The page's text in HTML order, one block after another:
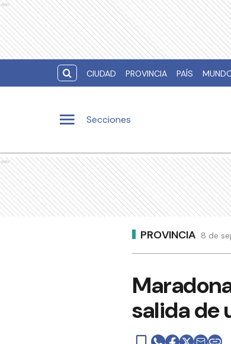
Ads
CIUDAD PROVINCIA PAÍS
Secciones
Ads
PROVINCIA 8 de
salida de